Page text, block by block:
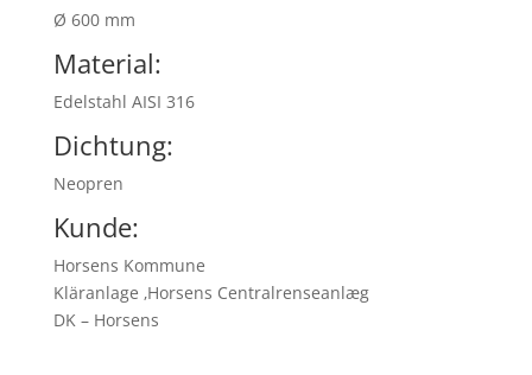
Ø 600 mm
Material:
Edelstahl AISI 316
Dichtung:
Neopren
Kunde:
Horsens Kommune
Kläranlage ‚Horsens Centralrenseanlæg
DK – Horsens